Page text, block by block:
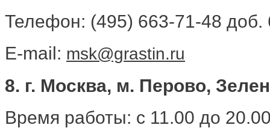
Телефон: (495) 663-71-48 доб.
E-mail: msk@grastin.ru
8. г. Москва, м. Перово,
Время работы: с 11.00 до